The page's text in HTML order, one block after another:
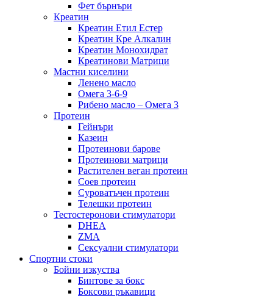
Фет бърнъри
Креатин
Креатин Етил Естер
Креатин Кре Алкалин
Креатин Монохидрат
Креатинови Матрици
Мастни киселини
Ленено масло
Омега 3-6-9
Рибено масло – Омега 3
Протеин
Гейнъри
Казеин
Протеинови барове
Протеинови матрици
Растителен веган протеин
Соев протеин
Суроватъчен протеин
Телешки протеин
Тестостеронови стимулатори
DHEA
ZMA
Сексуални стимулатори
Спортни стоки
Бойни изкуства
Бинтове за бокс
Боксови ръкавици